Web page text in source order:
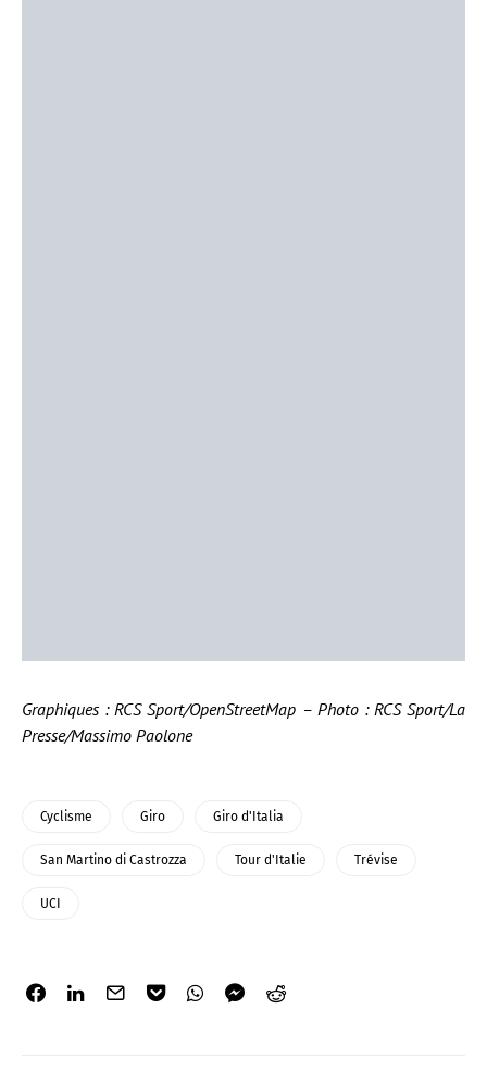
Graphiques : RCS Sport/OpenStreetMap – Photo : RCS Sport/La
Presse/Massimo Paolone
Cyclisme Giro Giro d'Italia
San Martino di Castrozza Tour d'Italie Trévise
UCI